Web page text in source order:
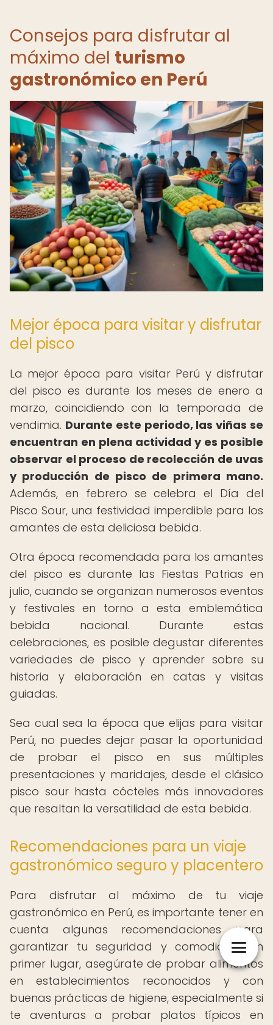
Consejos para disfrutar al
máximo del turismo
gastronómico en Perú
Mejor época para visitar y disfrutar
del pisco
La mejor época para visitar Perú y disfrutar
del pisco es durante los meses de enero a
marzo, coincidiendo con la temporada de
vendimia. Durante este periodo, las viñas se
encuentran en plena actividad y es posible
observar el proceso de recolección de uvas
y producción de pisco de primera mano.
Además, en febrero se celebra el Día del
Pisco Sour, una festividad imperdible para los
amantes de esta deliciosa bebida.
Otra época recomendada para los amantes
del pisco es durante las Fiestas Patrias en
julio, cuando se organizan numerosos eventos
y festivales en torno a esta emblemática
bebida nacional. Durante estas
celebraciones, es posible degustar diferentes
variedades de pisco y aprender sobre su
historia y elaboración en catas y visitas
guiadas.
Sea cual sea la época que elijas para visitar
Perú, no puedes dejar pasar la oportunidad
de probar el pisco en sus múltiples
presentaciones y maridajes, desde el clásico
pisco sour hasta cócteles más innovadores
que resaltan la versatilidad de esta bebida.
Recomendaciones para un viaje
gastronómico seguro y placentero
Para disfrutar al máximo de tu viaje
gastronómico en Perú, es importante tener en
cuenta algunas recomendaciones para
garantizar tu seguridad y comodidad. En
primer lugar, asegúrate de probar alimentos
en establecimientos reconocidos y con
buenas prácticas de higiene, especialmente si
te aventuras a probar platos típicos en